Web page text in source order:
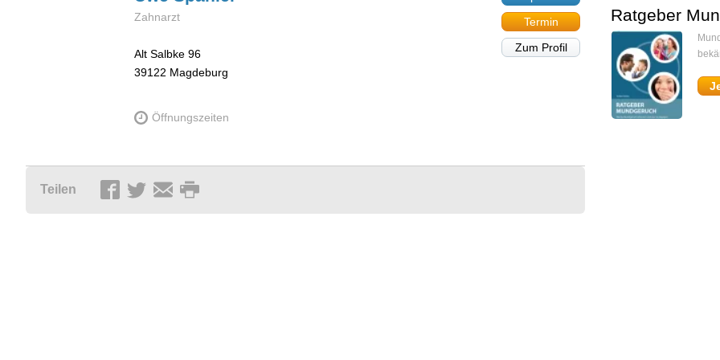
Zahnarzt
Alt Salbke 96
39122 Magdeburg
Öffnungszeiten
Termin
Zum Profil
Teilen
Ratgeber